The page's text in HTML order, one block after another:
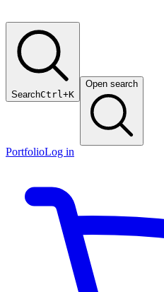
SearchCtrl+K
Open search
PortfolioLog in